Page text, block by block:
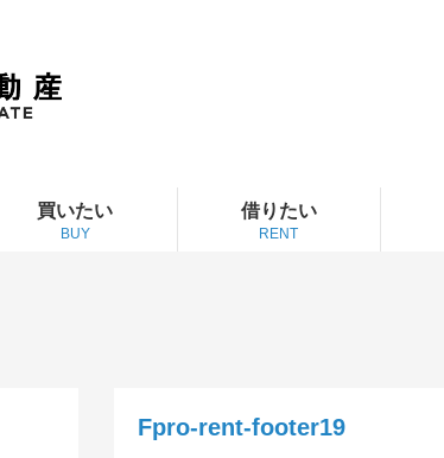
買いたい
BUY
借りたい
RENT
Fpro-rent-footer19